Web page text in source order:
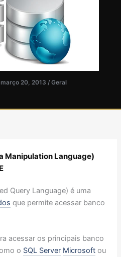
março 20, 2013 / Geral
Manipulation Language)
Query Language) é uma
que permite acessar banco
acessar os principais banco
o SQL Server Microsoft ou